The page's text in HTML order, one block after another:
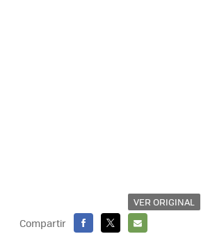
VER ORIGINAL
Compartir